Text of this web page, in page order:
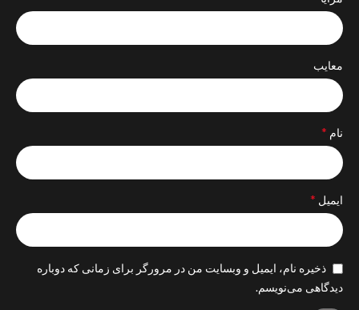
معایب
نام *
ایمیل *
ذخیره نام، ایمیل و وبسایت من در مرورگر برای زمانی که دوباره
دیدگاهی می‌نویسم.